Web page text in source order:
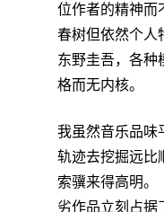
位作者的精神而
春树但依然个人
东野圭吾，各种
格而无内核。
我虽然音乐品味
轨迹去挖掘远比
索骥来得高明。
劣作品立刻占据